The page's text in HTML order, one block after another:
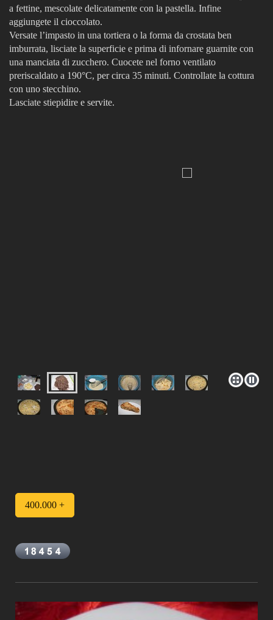
a fettine, mescolate delicatamente con la pastella. Infine
aggiungete il cioccolato.
Versate l’impasto in una tortiera o la forma da crostata ben
imburrata, lisciate la superficie e prima di infornare guarnite con
una manciata di zucchero. Cuocete nel forno ventilato
preriscaldato a 190°C, per circa 35 minuti. Controllate la cottura
con uno stecchino.
Lasciate stiepidire e servite.
400.000 +